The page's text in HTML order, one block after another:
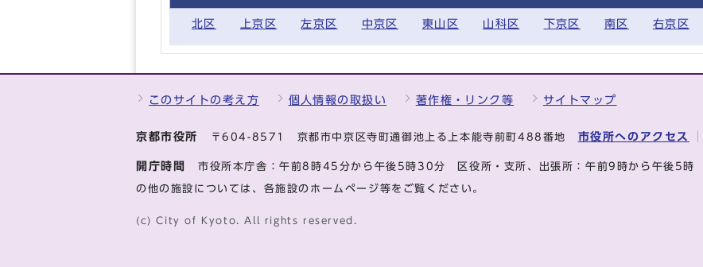
北区 上京区 左京区 中京区 東山区 山科区 下京区 南区 右京区
このサイトの考え方 個人情報の取扱い 著作権・リンク等 サイトマップ
京都市役所 〒604-8571 京都市中京区寺町通御池上る上本能寺前町488番地 市役所へのアクセス
開庁時間 市役所本庁舎：午前8時45分から午後5時30分 区役所・支所、出張所：午前9時から午後5時
の他の施設については、各施設のホームページ等をご覧ください。
(c) City of Kyoto. All rights reserved.